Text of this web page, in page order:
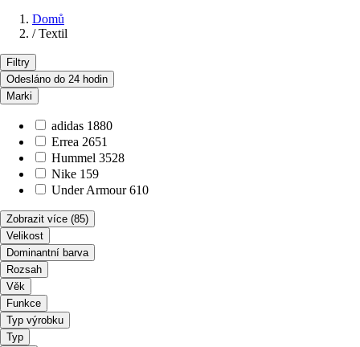
Domů
/ Textil
Filtry
Odesláno do 24 hodin
Marki
adidas 1880
Errea 2651
Hummel 3528
Nike 159
Under Armour 610
Zobrazit více (85)
Velikost
Dominantní barva
Rozsah
Věk
Funkce
Typ výrobku
Typ